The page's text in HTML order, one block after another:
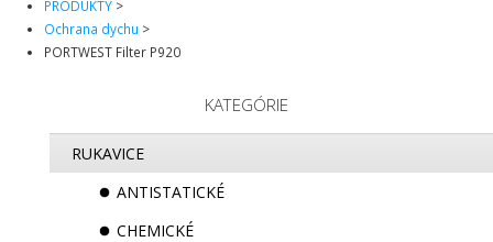
KONTAKT
PRODUKTY >
Ochrana dychu >
PORTWEST Filter P920
KATEGÓRIE
RUKAVICE
ANTISTATICKÉ
CHEMICKÉ